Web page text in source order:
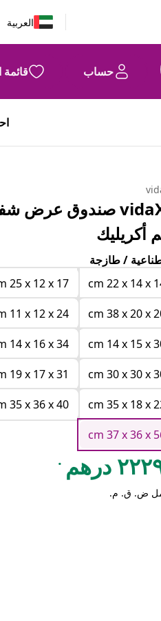
العربية
حساب قائمة
أكريليك
/ طازجة
cm 22 x 14 x
25 x 12 x 17
cm 38 x 20 x
11 x 12 x 24
cm 14 x 15 x
14 x 16 x 34
cm 30 x 30 x
19 x 17 x 31
cm 35 x 18 x
35 x 36 x 40
cm 37 x 36 x
درهم .
ض. ق. م.